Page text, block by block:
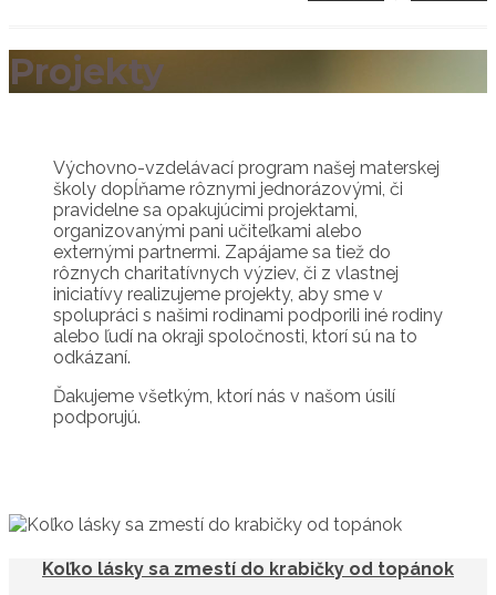
Projekty
Výchovno-vzdelávací program našej materskej
školy dopĺňame rôznymi jednorázovými, či
pravidelne sa opakujúcimi projektami,
organizovanými pani učiteľkami alebo
externými partnermi. Zapájame sa tiež do
rôznych charitatívnych výziev, či z vlastnej
iniciatívy realizujeme projekty, aby sme v
spolupráci s našimi rodinami podporili iné rodiny
alebo ľudí na okraji spoločnosti, ktorí sú na to
odkázaní.
Ďakujeme všetkým, ktorí nás v našom úsilí
podporujú.
Koľko lásky sa zmestí do krabičky od topánok